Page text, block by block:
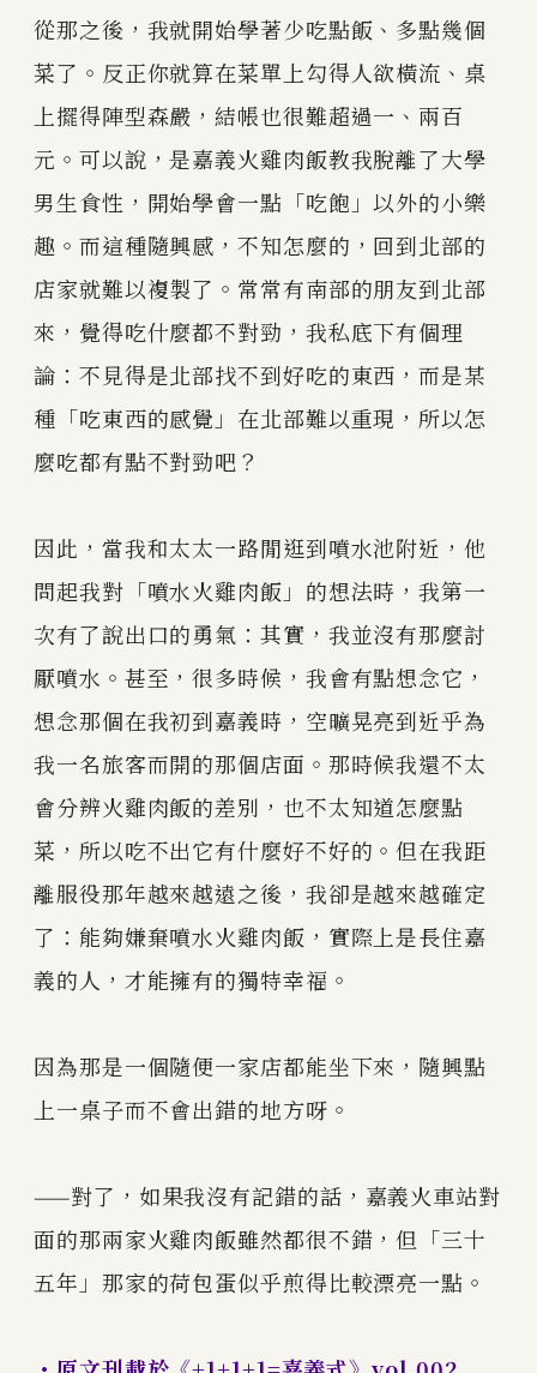
從那之後，我就開始學著少吃點飯、多點幾個
菜了。反正你就算在菜單上勾得人欲橫流、桌
上擺得陣型森嚴，結帳也很難超過一、兩百
元。可以說，是嘉義火雞肉飯教我脫離了大學
男生食性，開始學會一點「吃飽」以外的小樂
趣。而這種隨興感，不知怎麼的，回到北部的
店家就難以複製了。常常有南部的朋友到北部
來，覺得吃什麼都不對勁，我私底下有個理
論：不見得是北部找不到好吃的東西，而是某
種「吃東西的感覺」在北部難以重現，所以怎
麼吃都有點不對勁吧？
因此，當我和太太一路閒逛到噴水池附近，他
問起我對「噴水火雞肉飯」的想法時，我第一
次有了說出口的勇氣：其實，我並沒有那麼討
厭噴水。甚至，很多時候，我會有點想念它，
想念那個在我初到嘉義時，空曠晃亮到近乎為
我一名旅客而開的那個店面。那時候我還不太
會分辨火雞肉飯的差別，也不太知道怎麼點
菜，所以吃不出它有什麼好不好的。但在我距
離服役那年越來越遠之後，我卻是越來越確定
了：能夠嫌棄噴水火雞肉飯，實際上是長住嘉
義的人，才能擁有的獨特幸福。
因為那是一個隨便一家店都能坐下來，隨興點
上一桌子而不會出錯的地方呀。
——對了，如果我沒有記錯的話，嘉義火車站對
面的那兩家火雞肉飯雖然都很不錯，但「三十
五年」那家的荷包蛋似乎煎得比較漂亮一點。